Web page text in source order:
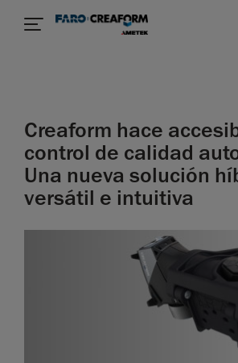
Creaform hace
control de calidad
Una nueva solución
versátil e intuitiva